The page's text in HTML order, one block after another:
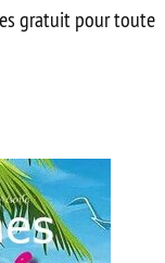
gratuit pour toute